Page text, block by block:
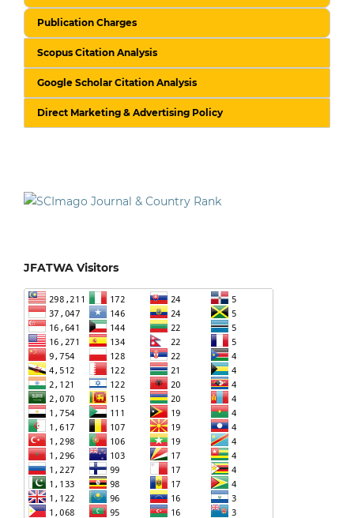
Publication Charges
Scopus Citation Analysis
Google Scholar Citation Analysis
Direct Marketing & Advertising Policy
JFATWA Visitors